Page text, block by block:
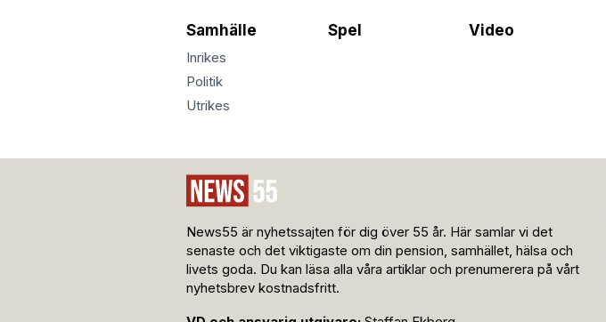
Samhälle
Inrikes
Politik
Utrikes
Spel Video
News55 är nyhetssajten för dig över 55 år. Här samlar vi det
senaste och det viktigaste om din pension, samhället, hälsa och
livets goda. Du kan läsa alla våra artiklar och prenumerera på vårt
nyhetsbrev kostnadsfritt.